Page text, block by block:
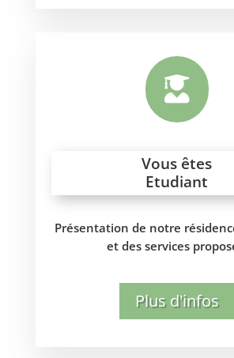

Vous êtes
Etudiant
Présentation de notre
et des services
Plus d'infos